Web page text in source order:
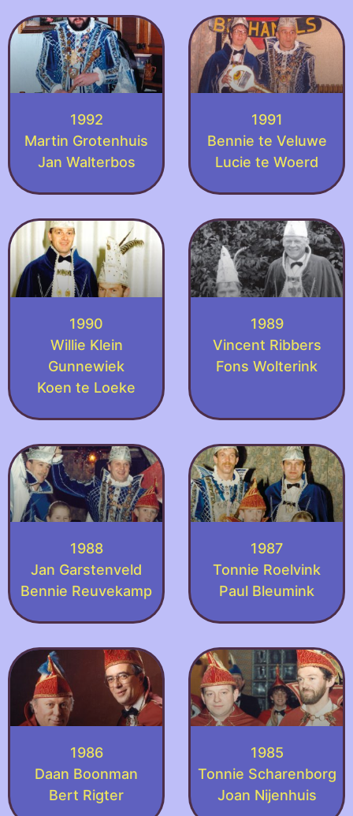
1992
Martin Grotenhuis
Jan Walterbos
1991
Bennie te Veluwe
Lucie te Woerd
1990
Willie Klein
Gunnewiek
Koen te Loeke
1989
Vincent Ribbers
Fons Wolterink
1988
Jan Garstenveld
Bennie Reuvekamp
1987
Tonnie Roelvink
Paul Bleumink
1986
Daan Boonman
Bert Rigter
1985
Tonnie Scharenborg
Joan Nijenhuis